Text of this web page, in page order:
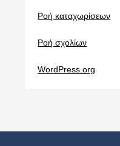
Ροή καταχωρίσεων
Ροή σχολίων
WordPress.org